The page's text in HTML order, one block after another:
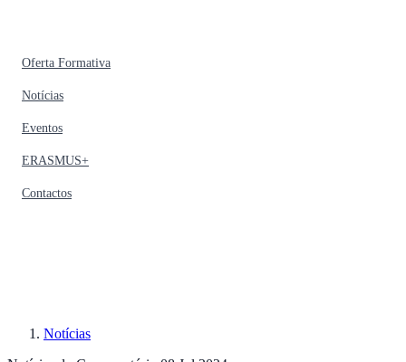
Oferta Formativa
Notícias
Eventos
ERASMUS+
Contactos
Notícias